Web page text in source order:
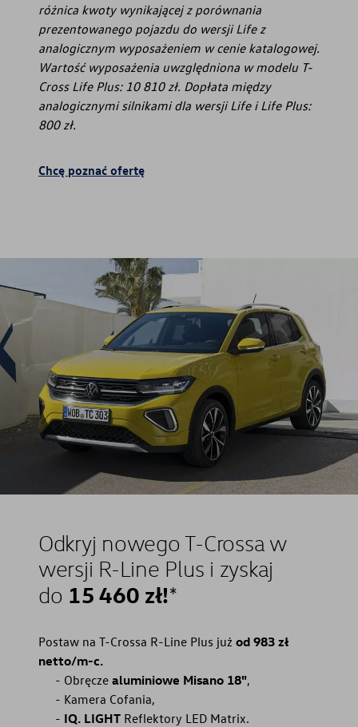
różnica kwoty wynikającej z porównania
prezentowanego pojazdu do wersji Life z
analogicznym wyposażeniem w cenie katalogowej.
Wartość wyposażenia uwzględniona w modelu T-
Cross Life Plus: 10 810 zł. Dopłata między
analogicznymi silnikami dla wersji Life i Life Plus:
800 zł.
Chcę poznać ofertę
Odkryj nowego T-Crossa w
wersji R-Line Plus i zyskaj
do 15 460 zł!*
Postaw na T-Crossa R-Line Plus już od 983 zł
netto/m-c.⁠
Obręcze aluminiowe Misano 18",
Kamera Cofania,
IQ. LIGHT Reflektory LED Matrix.